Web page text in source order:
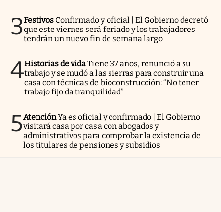
3Festivos Confirmado y oficial | El Gobierno decretó
que este viernes será feriado y los trabajadores
tendrán un nuevo fin de semana largo
4Historias de vidaTiene 37 años, renunció a su
trabajo y se mudó a las sierras para construir una
casa con técnicas de bioconstrucción: “No tener
trabajo fijo da tranquilidad”
5AtenciónYa es oficial y confirmado | El Gobierno
visitará casa por casa con abogados y
administrativos para comprobar la existencia de
los titulares de pensiones y subsidios